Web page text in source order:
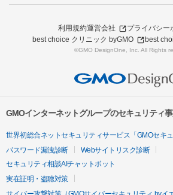
利用規約運営会社
プライバシー
best choice クリニック byGMO
best
©GMO DesignOne, Inc. All Rights
GMOインターネットグループのセキュリティ
世界初総合ネットセキュリティサービス「GMOセキュ
パスワード漏洩診断
Webサイトリスク診断
セキュリティ相談AIチャットボット
実在証明・盗聴対策